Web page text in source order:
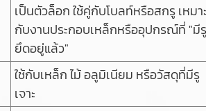
เป็นตัวล็อก ใช้คู่กับโบลท์หรือสกรู เหมาะ
กับงานประกอบเหล็กหรืออุปกรณ์ที่ "มีรู
ยึดอยู่แล้ว"
ใช้กับเหล็ก ไม้ อลูมิเนียม หรือวัสดุที่มีรู
เจาะ